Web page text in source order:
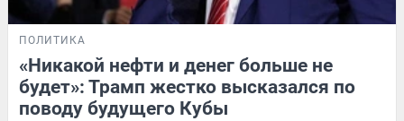
ПОЛИТИКА
«Никакой нефти и денег больше не
будет»: Трамп жестко высказался по
поводу будущего Кубы